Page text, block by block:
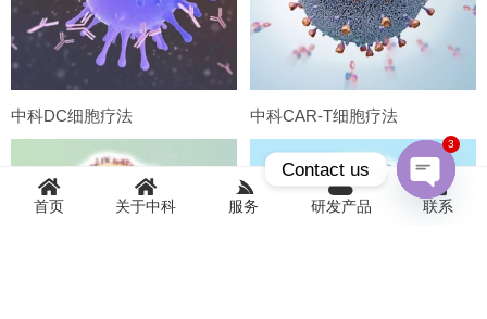
中科DC细胞疗法 中科CAR-T细胞疗法
首页 关于中科 服务 研发产品 联系
Contact us
Open
3